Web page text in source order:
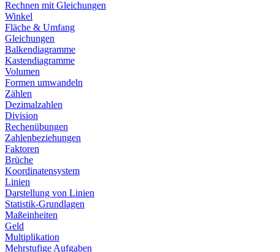
Rechnen mit Gleichungen
Winkel
Fläche & Umfang
Gleichungen
Balkendiagramme
Kastendiagramme
Volumen
Formen umwandeln
Zählen
Dezimalzahlen
Division
Rechenübungen
Zahlenbeziehungen
Faktoren
Brüche
Koordinatensystem
Linien
Darstellung von Linien
Statistik-Grundlagen
Maßeinheiten
Geld
Multiplikation
Mehrstufige Aufgaben